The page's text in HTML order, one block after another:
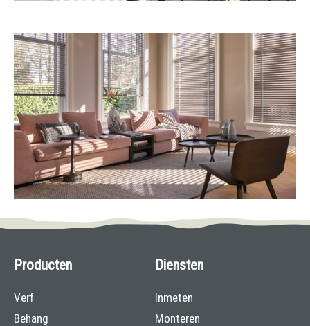
Producten
Verf
Behang
Diensten
Inmeten
Monteren